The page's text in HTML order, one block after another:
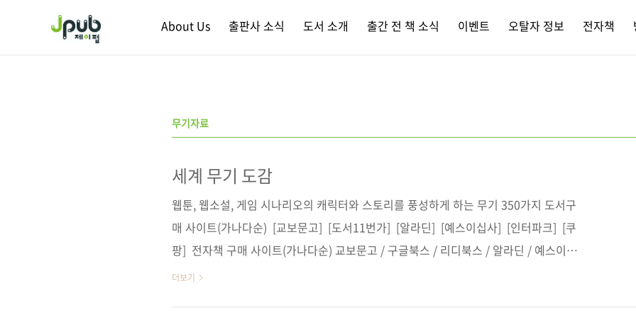
About Us 출판사 소식 도서 소개 출간 전 책 소식 이벤트 오탈자 정보 전자책
무기자료
세계 무기 도감
웹툰, 웹소설, 게임 시나리오의 캐릭터와 스토리를 풍성하게 하는 무기 350가지 도서구
매 사이트(가나다순) [교보문고] [도서11번가] [알라딘] [예스이십사] [인터파크] [쿠
팡] 전자책 구매 사이트(가나다순) 교보문고 / 구글북스 / 리디북스 / 알라딘 / 예스이십
사 출판사 제이펍저작권사 笠倉出版社 KASAKURA PUBLISHING원서명 火吹きド
더보기